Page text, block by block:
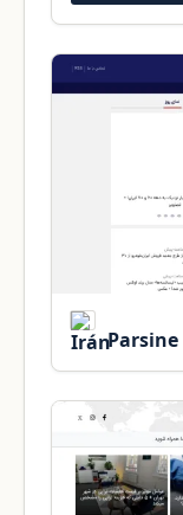
Parsine